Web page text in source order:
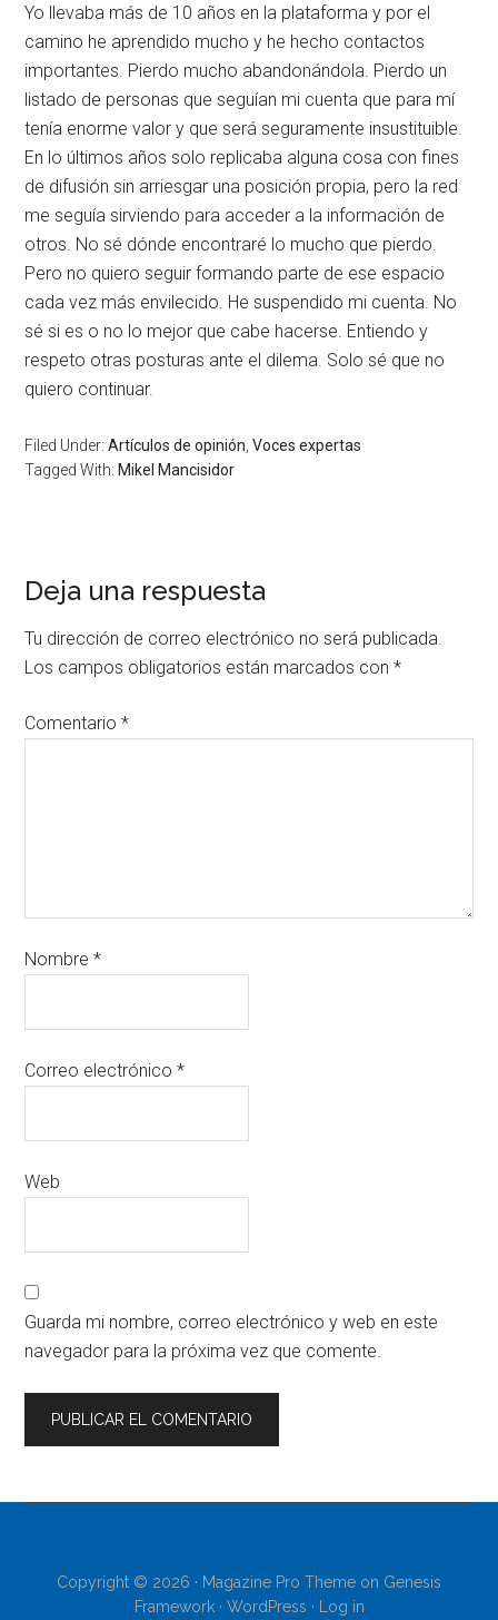
Yo llevaba más de 10 años en la plataforma y por el
camino he aprendido mucho y he hecho contactos
importantes. Pierdo mucho abandonándola. Pierdo un
listado de personas que seguían mi cuenta que para mí
tenía enorme valor y que será seguramente insustituible.
En lo últimos años solo replicaba alguna cosa con fines
de difusión sin arriesgar una posición propia, pero la red
me seguía sirviendo para acceder a la información de
otros. No sé dónde encontraré lo mucho que pierdo.
Pero no quiero seguir formando parte de ese espacio
cada vez más envilecido. He suspendido mi cuenta. No
sé si es o no lo mejor que cabe hacerse. Entiendo y
respeto otras posturas ante el dilema. Solo sé que no
quiero continuar.
Filed Under:Artículos de opinión ,Voces expertas
Tagged With: Mikel Mancisidor
Deja una respuesta
Tu dirección de correo electrónico no será publicada.
Los campos obligatorios están marcados con*
Comentario*
Nombre*
Correo electrónico*
Web
Guarda mi nombre, correo electrónico y web en este
navegador para la próxima vez que comente.
Copyright © 2026 · Magazine Pro Theme on Genesis
Framework· WordPress · Log in